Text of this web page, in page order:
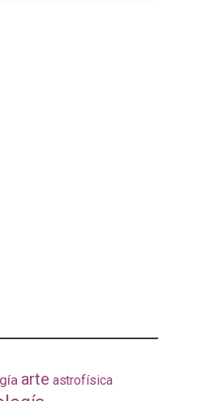
arte astrofísica